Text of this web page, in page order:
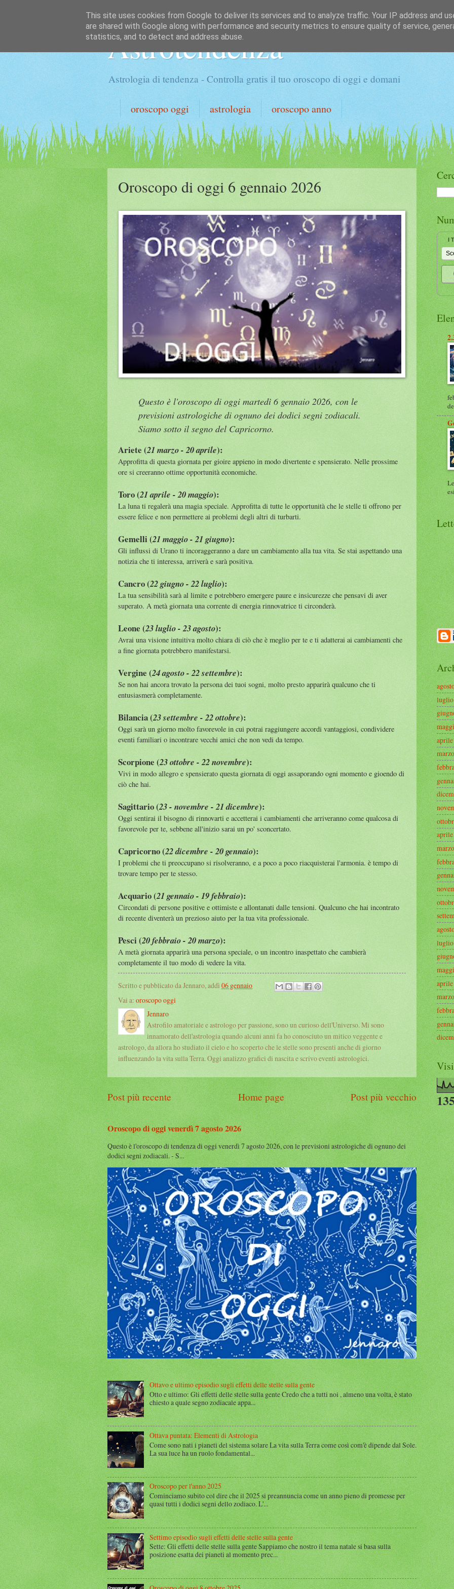
Astrotendenza
Astrologia di tendenza - Controlla gratis il tuo oroscopo di oggi e domani
oroscopo oggi astrologia oroscopo anno
Oroscopo di oggi 6 gennaio 2026
Questo è l'oroscopo di oggi martedì 6 gennaio 2026, con le
previsioni astrologiche di ognuno dei dodici segni zodiacali.
Siamo sotto il segno del Capricorno.
Ariete (21 marzo - 20 aprile):
Approfitta di questa giornata per gioire appieno in modo divertente e spensierato. Nelle prossime
ore si creeranno ottime opportunità economiche.
Toro (21 aprile - 20 maggio):
La luna ti regalerà una magia speciale. Approfitta di tutte le opportunità che le stelle ti offrono per
essere felice e non permettere ai problemi degli altri di turbarti.
Gemelli (21 maggio - 21 giugno):
Gli influssi di Urano ti incoraggeranno a dare un cambiamento alla tua vita. Se stai aspettando una
notizia che ti interessa, arriverà e sarà positiva.
Cancro (22 giugno - 22 luglio):
La tua sensibilità sarà al limite e potrebbero emergere paure e insicurezze che pensavi di aver
superato. A metà giornata una corrente di energia rinnovatrice ti circonderà.
Leone (23 luglio - 23 agosto):
Avrai una visione intuitiva molto chiara di ciò che è meglio per te e ti adatterai ai cambiamenti che
a fine giornata potrebbero manifestarsi.
Vergine (24 agosto - 22 settembre):
Se non hai ancora trovato la persona dei tuoi sogni, molto presto apparirà qualcuno che ti
entusiasmerà completamente.
Bilancia (23 settembre - 22 ottobre):
Oggi sarà un giorno molto favorevole in cui potrai raggiungere accordi vantaggiosi, condividere
eventi familiari o incontrare vecchi amici che non vedi da tempo.
Scorpione (23 ottobre - 22 novembre):
Vivi in modo allegro e spensierato questa giornata di oggi assaporando ogni momento e gioendo di
ciò che hai.
Sagittario (23 - novembre - 21 dicembre):
Oggi sentirai il bisogno di rinnovarti e accetterai i cambiamenti che arriveranno come qualcosa di
favorevole per te, sebbene all'inizio sarai un po' sconcertato.
Capricorno (22 dicembre - 20 gennaio):
I problemi che ti preoccupano si risolveranno, e a poco a poco riacquisterai l'armonia. è tempo di
trovare tempo per te stesso.
Acquario (21 gennaio - 19 febbraio):
Circondati di persone positive e ottimiste e allontanati dalle tensioni. Qualcuno che hai incontrato
di recente diventerà un prezioso aiuto per la tua vita professionale.
Pesci (20 febbraio - 20 marzo):
A metà giornata apparirà una persona speciale, o un incontro inaspettato che cambierà
completamente il tuo modo di vedere la vita.
Scritto e pubblicato da Jennaro, addì 06 gennaio
Vai a: oroscopo oggi
Jennaro
Astrofilo amatoriale e astrologo per passione, sono un curioso dell'Universo. Mi sono
innamorato dell'astrologia quando alcuni anni fa ho conosciuto un mitico veggente e
astrologo, da allora ho studiato il cielo e ho scoperto che le stelle sono presenti anche di giorno
influenzando la vita sulla Terra. Oggi analizzo grafici di nascita e scrivo eventi astrologici.
Post più recente Post più vecchio
Home page
Oroscopo di oggi venerdì 7 agosto 2026
Questo è l'oroscopo di tendenza di oggi venerdì 7 agosto 2026, con le previsioni astrologiche di ognuno dei
dodici segni zodiacali. - S...
Ottavo e ultimo episodio sugli effetti delle stelle sulla gente
Otto e ultimo: Gli effetti delle stelle sulla gente Credo che a tutti noi , almeno una volta, è stato
chiesto a quale segno zodiacale appa...
Ottava puntata: Elementi di Astrologia
Come sono nati i pianeti del sistema solare La vita sulla Terra come così com'è dipende dal Sole.
La sua luce ha un ruolo fondamental...
Oroscopo per l'anno 2025
Cominciamo subito col dire che il 2025 si preannuncia come un anno pieno di promesse per
quasi tutti i dodici segni dello zodiaco. L'...
Settimo episodio sugli effetti delle stelle sulla gente
Sette: Gli effetti delle stelle sulla gente Sappiamo che nostro il tema natale si basa sulla
posizione esatta dei pianeti al momento prec...
I
luglio
aprile
marzo
aprile
marzo
luglio
aprile
marzo
This site uses cookies from Google to deliver its services and to analyze traffic. Your IP address and
are shared with Google along with performance and security metrics to ensure quality of service,
statistics, and to detect and address abuse.